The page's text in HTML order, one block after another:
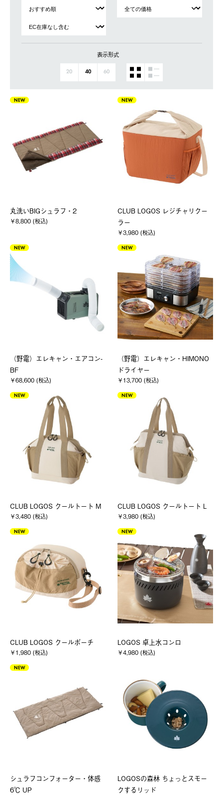
表示形式
20 40 60
NEW
丸洗いBIGシュラフ・2
￥8,800 (税込)
NEW
CLUB LOGOS レジチャリクー
ラー
￥3,980 (税込)
NEW
（野電）エレキャン・エアコン-
BF
￥68,600 (税込)
NEW
（野電）エレキャン・HIMONO
ドライヤー
￥13,700 (税込)
NEW
CLUB LOGOS クールトート M
￥3,480 (税込)
NEW
CLUB LOGOS クールトート L
￥3,980 (税込)
NEW
CLUB LOGOS クールポーチ
￥1,980 (税込)
NEW
LOGOS 卓上水コンロ
￥4,980 (税込)
NEW
シュラフコンフォーター・体感
6℃ UP
LOGOSの森林 ちょっとスモー
クするリッド